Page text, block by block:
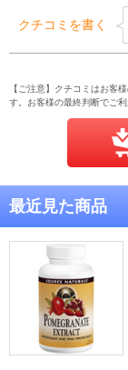
クチコミを書く
【ご注意】クチコミはお客
す。お客様の最終判断でご
最近見た商品